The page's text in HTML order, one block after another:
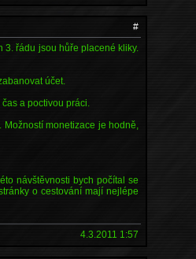
#
řádu jsou hůře placené kliky.
účet.
a poctivou práci.
monetizace je hodně,
návštěvnosti bych počítal se
o cestování mají nejlépe
4.3.2011 1:57